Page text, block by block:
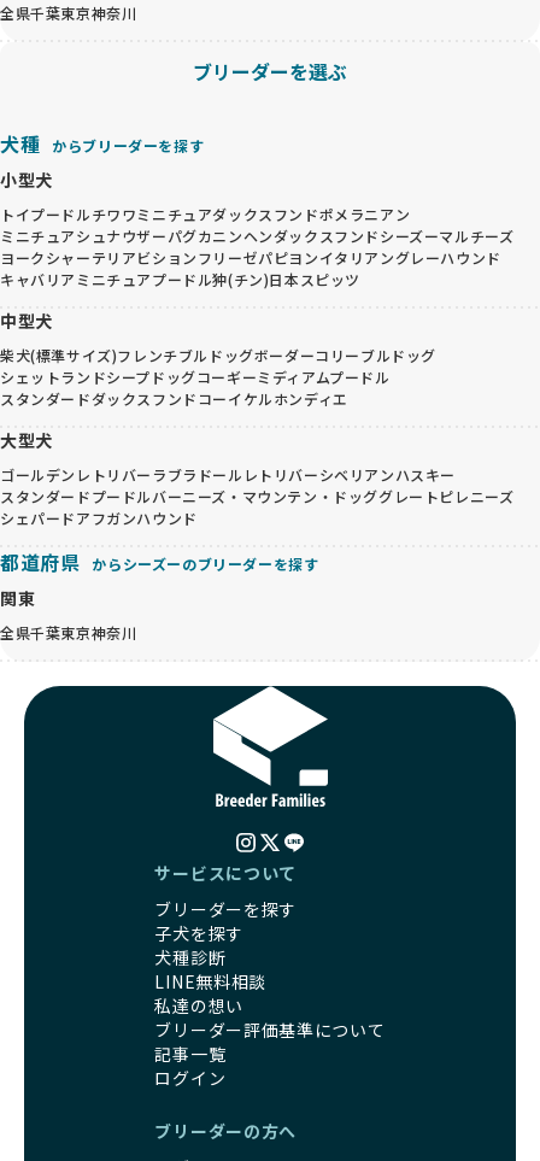
全県千葉東京神奈川
ブリーダーを選ぶ
犬種 からブリーダーを探す
小型犬
トイプードルチワワミニチュアダックスフンドポメラニアン
ミニチュアシュナウザーパグカニンヘンダックスフンドシーズーマルチーズ
ヨークシャーテリアビションフリーゼパピヨンイタリアングレーハウンド
キャバリア ミニチュアプードル狆(チン)日本スピッツ
中型犬
柴犬(標準サイズ)フレンチブルドッグボーダーコリーブルドッグ
シェットランドシープドッグコーギーミディアムプードル
スタンダードダックスフンドコーイケルホンディエ
大型犬
ゴールデンレトリバー ラブラドールレトリバーシベリアンハスキー
スタンダードプードルバーニーズ・マウンテン・ドッググレートピレニーズ
シェパードアフガンハウンド
都道府県 からシーズーのブリーダーを探す
関東
全県千葉東京神奈川
サービスについて
ブリーダーを探す
子犬を探す
犬種診断
LINE無料相談
私達の想い
ブリーダー評価基準について
記事一覧
ログイン
ブリーダーの方へ